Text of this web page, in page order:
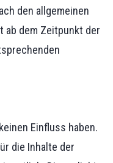
den allgemeinen
ab dem Zeitpunkt der
Einfluss haben.
die Inhalte der